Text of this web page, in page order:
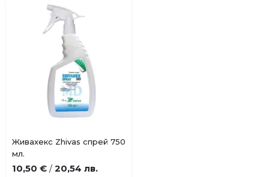
Добави
любими
Купи
Живахекс Zhivas спрей 750
мл.
10,50 € / 20,54 лв.